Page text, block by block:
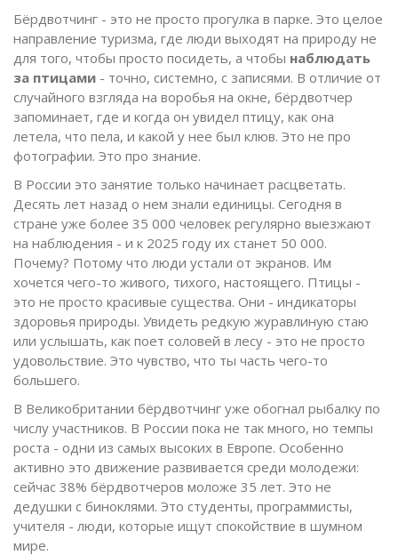
Бёрдвотчинг - это не просто прогулка в парке. Это целое
направление туризма, где люди выходят на природу не
для того, чтобы просто посидеть, а чтобы наблюдать
за птицами - точно, системно, с записями. В отличие от
случайного взгляда на воробья на окне, бёрдвотчер
запоминает, где и когда он увидел птицу, как она
летела, что пела, и какой у нее был клюв. Это не про
фотографии. Это про знание.
В России это занятие только начинает расцветать.
Десять лет назад о нем знали единицы. Сегодня в
стране уже более 35 000 человек регулярно выезжают
на наблюдения - и к 2025 году их станет 50 000.
Почему? Потому что люди устали от экранов. Им
хочется чего-то живого, тихого, настоящего. Птицы -
это не просто красивые существа. Они - индикаторы
здоровья природы. Увидеть редкую журавлиную стаю
или услышать, как поет соловей в лесу - это не просто
удовольствие. Это чувство, что ты часть чего-то
большего.
В Великобритании бёрдвотчинг уже обогнал рыбалку по
числу участников. В России пока не так много, но темпы
роста - одни из самых высоких в Европе. Особенно
активно это движение развивается среди молодежи:
сейчас 38% бёрдвотчеров моложе 35 лет. Это не
дедушки с биноклями. Это студенты, программисты,
учителя - люди, которые ищут спокойствие в шумном
мире.